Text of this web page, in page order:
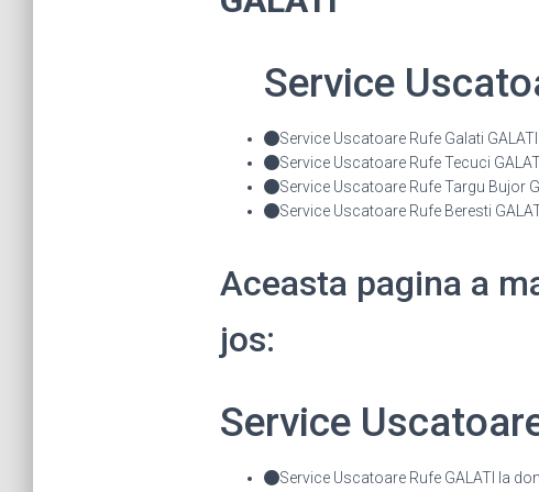
Service
Service Uscatoare Rufe Galati GALATI
Service Uscatoare Rufe Tecuci
Service Uscatoare Rufe Targu Bujor
Service Uscatoare Rufe Beresti
Aceasta pagina a
jos:
Service
Service Uscatoare Rufe GALATI la